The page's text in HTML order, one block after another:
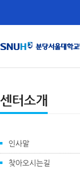
센터소개
인사말
찾아오시는길